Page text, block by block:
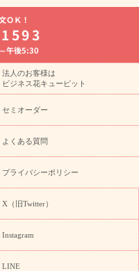
誕生日フラワーギフト特集
・開業祝い
・お悔やみの花
花 胡蝶蘭・花鉢
まわり ギフト・プレゼント
のイベント
お盆 花（新
お盆・お供え 花とセットギ
ワー
ひまわり ギフト・プ
暑中見舞い 花のギフト特集
ント特集
花のおすすめランキング
敬
特集
敬老の日 花とセットギ
全てのギフト一覧
キャン
ズ』コラボキャンペーン
ン
誕生日の花を探す
ーギフト特集
ウ)
ＯＫ！
午後5:30
法人のお客様は
ビジネス花キューピット
セミオーダー
よくある質問
プライバシーポリシー
X（旧Twitter）
Instagram
LINE